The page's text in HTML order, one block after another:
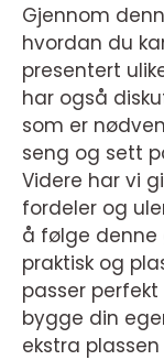
Gjennom
hvordan du
presentert
har også
som er
seng og sett
Videre har vi
fordeler og
å følge denne
praktisk og
passer
bygge din
ekstra